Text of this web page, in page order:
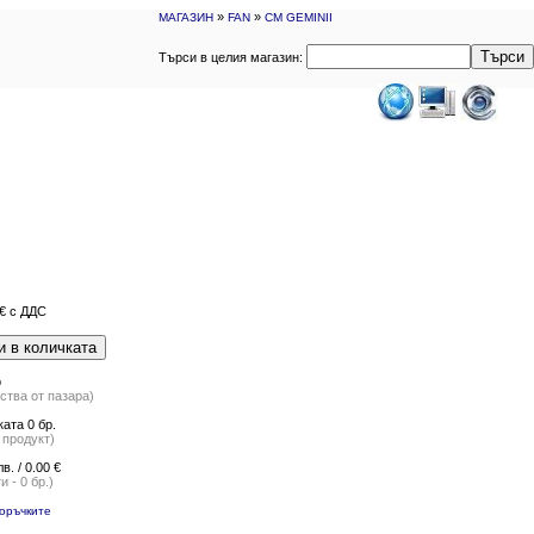
МАГАЗИН » FAN » CM GEMINII
Търси в целия магазин: Търси
€ с ДДС
в количката
от пазара)
0 бр.
/ 0.00 €
- 0 бр.)